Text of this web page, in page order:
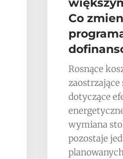
Co
Rosnące
dotyczące
wymiana
pozostaje